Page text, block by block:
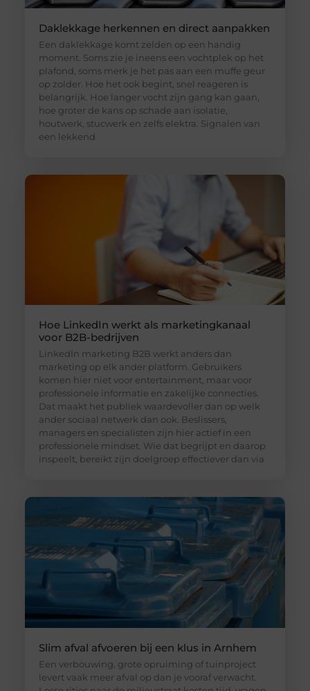
Daklekkage herkennen en direct aanpakken
Een daklekkage komt zelden op een handig
moment. Soms zie je ineens een vochtplek op het
plafond, soms merk je het pas aan een muffe geur
op zolder. Hoe het ook begint, snel reageren is
belangrijk. Hoe langer vocht zijn gang kan gaan,
hoe groter de kans op schade aan isolatie,
houtwerk, stucwerk en zelfs elektra. Signalen van
een lekkend
Hoe LinkedIn werkt als marketingkanaal
voor B2B-bedrijven
LinkedIn marketing B2B werkt anders dan
marketing op elk ander platform. Gebruikers
komen hier niet voor entertainment, maar voor
professionele informatie en zakelijke connecties.
Dat maakt het publiek waardevoller dan op welk
ander sociaal netwerk dan ook. Beslissers,
managers en specialisten zijn hier actief in een
professionele mindset. Wie dat begrijpt en daarop
inspeelt, bereikt zijn doelgroep effectiever dan via
Slim afval afvoeren bij een klus in Arnhem
Een verbouwing, grote opruiming of tuinproject
levert vaak meer afval op dan je vooraf verwacht.